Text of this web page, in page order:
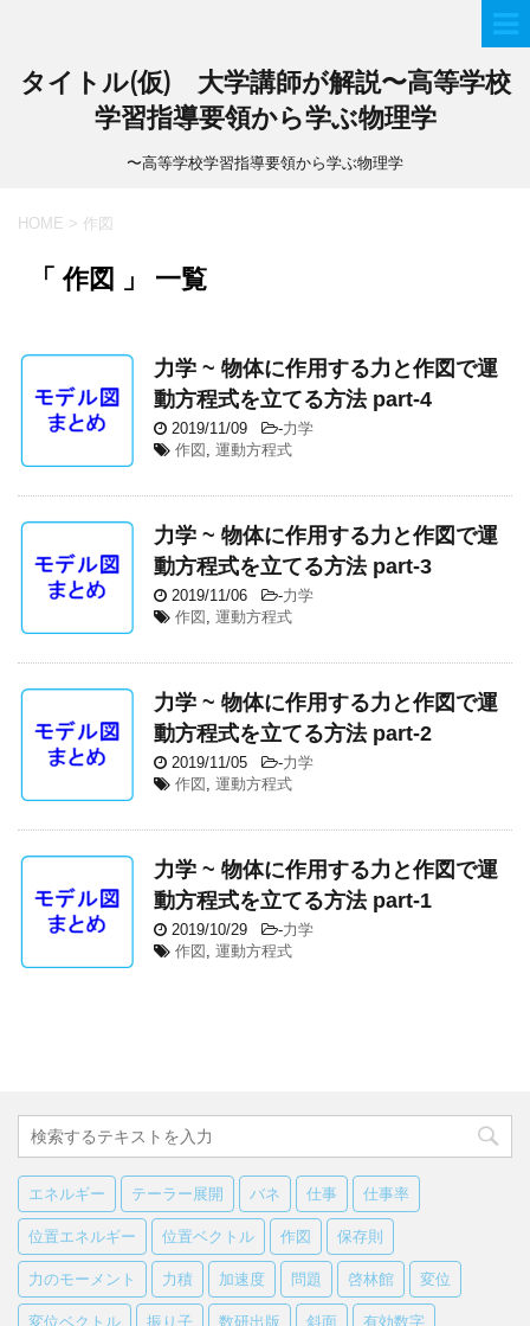
タイトル(仮) 大学講師が解説〜高等学校
学習指導要領から学ぶ物理学
〜高等学校学習指導要領から学ぶ物理学
HOME > 作図
「 作図 」 一覧
力学 ~ 物体に作用する力と作図で運
動方程式を立てる方法 part-4
2019/11/09 -力学
作図 運動方程式
力学 ~ 物体に作用する力と作図で運
動方程式を立てる方法 part-3
2019/11/06 -力学
作図 運動方程式
力学 ~ 物体に作用する力と作図で運
動方程式を立てる方法 part-2
2019/11/05 -力学
作図 運動方程式
力学 ~ 物体に作用する力と作図で運
動方程式を立てる方法 part-1
2019/10/29 -力学
作図 運動方程式
エネルギー テーラー展開 バネ 仕事 仕事率
位置エネルギー 位置ベクトル 作図 保存則
力のモーメント 力積 加速度 問題 啓林館 変位
変位ベクトル 振り子 数研出版 斜面 有効数字